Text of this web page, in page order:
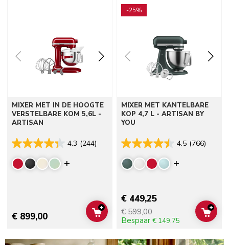
MIXER MET IN DE HOOGTE
VERSTELBARE KOM 5,6L -
ARTISAN
4.3 (244)
Display more colors
€ 899,00 ADD TO CART
+
-25%
MIXER MET KANTELBARE
KOP 4,7 L - ARTISAN BY
YOU
4.5 (766)
Display
€ 449,25
€ 599,00
Bespaar € 149,75
ADD
+